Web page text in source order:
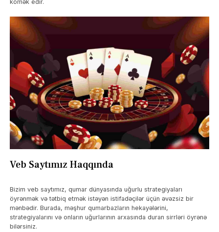
kömək edir.
Veb Saytımız Haqqında
Bizim veb saytımız, qumar dünyasında uğurlu strategiyaları
öyrənmək və tətbiq etmək istəyən istifadəçilər üçün əvəzsiz bir
mənbədir. Burada, məşhur qumarbazların hekayələrini,
strategiyalarını və onların uğurlarının arxasında duran sirrləri öyrənə
bilərsiniz.